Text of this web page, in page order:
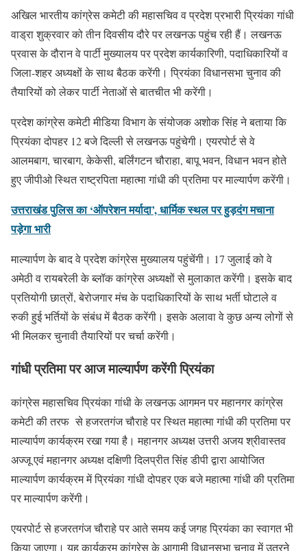
अखिल भारतीय कांग्रेस कमेटी की महासचिव व प्रदेश प्रभारी प्रियंका गांधी
वाड्रा शुक्रवार को तीन दिवसीय दौरे पर लखनऊ पहुंच रही हैं। लखनऊ
प्रवास के दौरान वे पार्टी मुख्यालय पर प्रदेश कार्यकारिणी, पदाधिकारियों व
जिला-शहर अध्यक्षों के साथ बैठक करेंगी। प्रियंका विधानसभा चुनाव की
तैयारियों को लेकर पार्टी नेताओं से बातचीत भी करेंगी।
प्रदेश कांग्रेस कमेटी मीडिया विभाग के संयोजक अशोक सिंह ने बताया कि
प्रियंका दोपहर 12 बजे दिल्ली से लखनऊ पहुंचेगी। एयरपोर्ट से वे
आलमबाग, चारबाग, केकेसी, बर्लिंगटन चौराहा, बापू भवन, विधान भवन होते
हुए जीपीओ स्थित राष्ट्रपिता महात्मा गांधी की प्रतिमा पर माल्यार्पण करेंगी।
उत्तराखंड पुलिस का ‘ऑपरेशन मर्यादा’, धार्मिक स्थल पर हुड़दंग मचाना
पड़ेगा भारी
माल्यार्पण के बाद वे प्रदेश कांग्रेस मुख्यालय पहुंचेंगी। 17 जुलाई को वे
अमेठी व रायबरेली के ब्लॉक कांग्रेस अध्यक्षों से मुलाकात करेंगी। इसके बाद
प्रतियोगी छात्रों, बेरोजगार मंच के पदाधिकारियों के साथ भर्ती घोटाले व
रुकी हुई भर्तियों के संबंध में बैठक करेंगी। इसके अलावा वे कुछ अन्य लोगों से
भी मिलकर चुनावी तैयारियों पर चर्चा करेंगी।
गांधी प्रतिमा पर आज माल्यार्पण करेंगी प्रियंका
कांग्रेस महासचिव प्रियंका गांधी के लखनऊ आगमन पर महानगर कांग्रेस
कमेटी की तरफ से हजरतगंज चौराहे पर स्थित महात्मा गांधी की प्रतिमा पर
माल्यार्पण कार्यक्रम रखा गया है। महानगर अध्यक्ष उत्तरी अजय श्रीवास्तव
अज्जू एवं महानगर अध्यक्ष दक्षिणी दिलप्रीत सिंह डीपी द्वारा आयोजित
माल्यार्पण कार्यक्रम में प्रियंका गांधी दोपहर एक बजे महात्मा गांधी की प्रतिमा
पर माल्यार्पण करेंगी।
एयरपोर्ट से हजरतगंज चौराहे पर आते समय कई जगह प्रियंका का स्वागत भी
किया जाएगा। यह कार्यक्रम कांग्रेस के आगामी विधानसभा चुनाव में उतरने